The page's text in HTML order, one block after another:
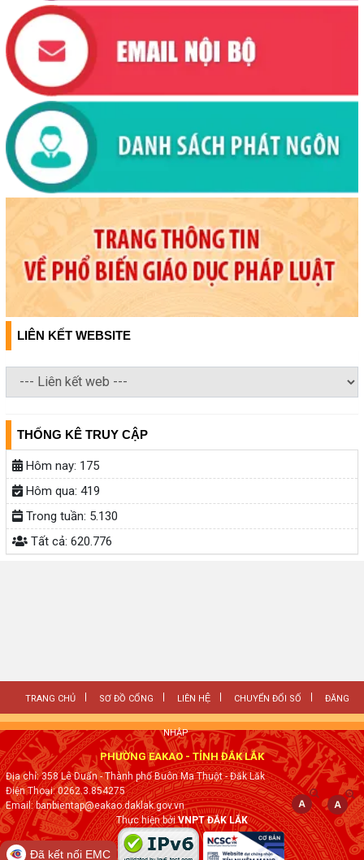
LIÊN KẾT WEBSITE
THỐNG KÊ TRUY CẬP
Hôm nay: 175
Hôm qua: 419
Trong tuần: 5.130
Tất cả: 620.776
TRANG CHỦ SƠ ĐỒ CỔNG LIÊN HỆ CHUYỂN ĐỔI SỐ ĐĂNG
NHẬP
PHƯỜNG EAKAO - TỈNH ĐẮK LẮK
Địa chỉ: 358 Lê Duẩn - Thành phố Buôn Ma Thuột - Đăk Lăk
Điện Thoại: 0262.3.854275
Email: banbientap@eakao.daklak.gov.vn
Thực hiện bởiVNPT ĐẮK LẮK
Đã kết nối EMC